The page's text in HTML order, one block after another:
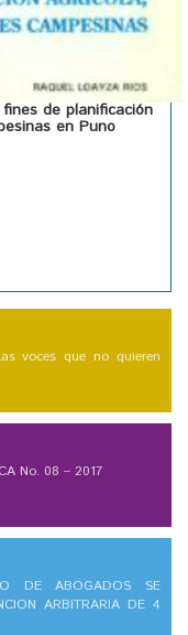
de planificación
en Puno
voces que no quieren
No. 08 – 2017
DE ABOGADOS SE
ARBITRARIA DE 4